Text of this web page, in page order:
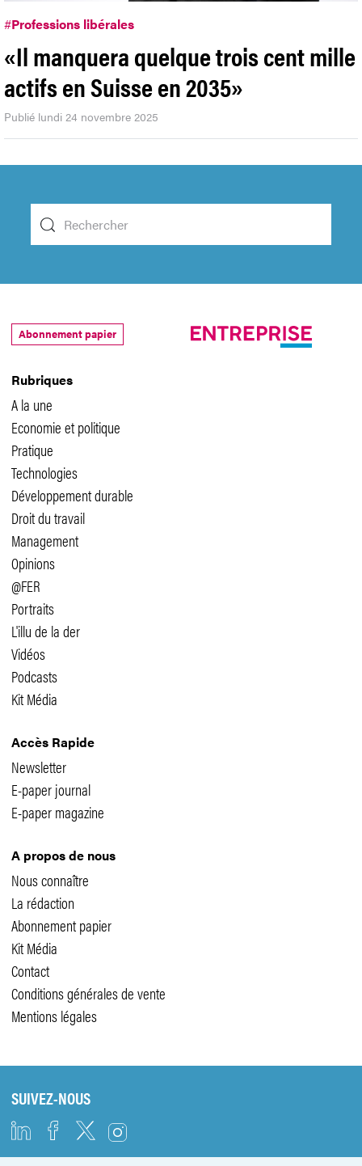
#Professions libérales
«Il manquera quelque trois cent mille
actifs en Suisse en 2035»
Publié lundi 24 novembre 2025
Rubriques
A la une
Economie et politique
Pratique
Technologies
Développement durable
Droit du travail
Management
Opinions
@FER
Portraits
L'illu de la der
Vidéos
Podcasts
Kit Média
Accès Rapide
Newsletter
E-paper journal
E-paper magazine
A propos de nous
Nous connaître
La rédaction
Abonnement papier
Kit Média
Contact
Conditions générales de vente
Mentions légales
Abonnement papier
SUIVEZ-NOUS